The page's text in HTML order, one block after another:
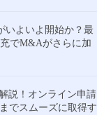
いよいよ開始か？最
でM&Aがさらに加
説！オンライン申請
でスムーズに取得す